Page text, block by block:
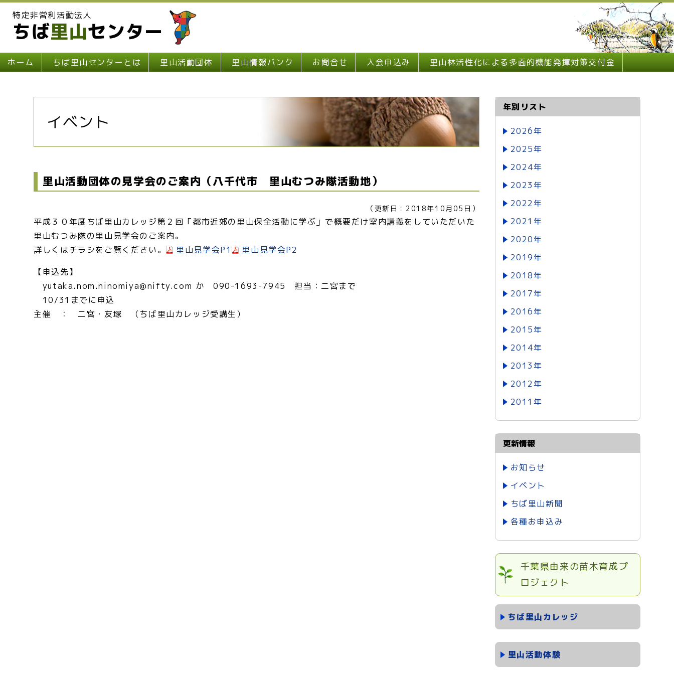
特定非営利活動法人
ちば里山センター
ホーム ちば里山センターとは 里山活動団体 里山情報バンク お問合せ 入会申込み 里山林活性化による多面的機能発揮対策交付金
イベント
里山活動団体の見学会のご案内（八千代市 里山むつみ隊活動地）
（更新日：2018年10月05日）
平成３０年度ちば里山カレッジ第２回「都市近郊の里山保全活動に学ぶ」で概要だけ室内講義をしていただいた
里山むつみ隊の里山見学会のご案内。
詳しくはチラシをご覧ください。
里山見学会P1
里山見学会P2
【申込先】
yutaka.nom.ninomiya@nifty.com か 090-1693-7945 担当：二宮まで
10/31までに申込
主催 ： 二宮・友塚 （ちば里山カレッジ受講生）
年別リスト
2026年
2025年
2024年
2023年
2022年
2021年
2020年
2019年
2018年
2017年
2016年
2015年
2014年
2013年
2012年
2011年
更新情報
お知らせ
イベント
ちば里山新聞
各種お申込み
千葉県由来の苗木育成プ
ロジェクト
ちば里山カレッジ
里山活動体験